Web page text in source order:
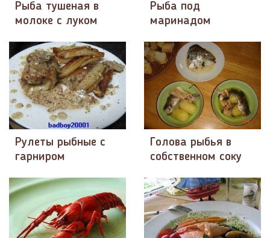
Рыба тушеная в
молоке с луком
Рыба под
маринадом
Рулеты рыбные с
гарниром
Голова рыбья в
собственном соку